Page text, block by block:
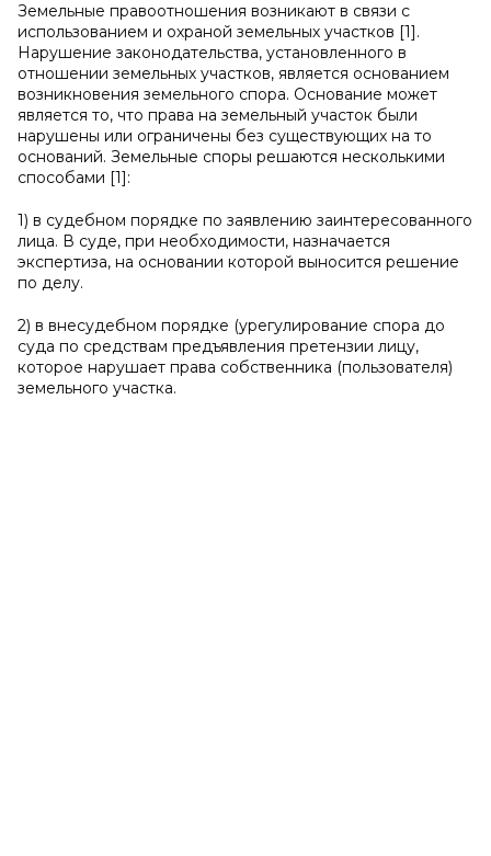
Земельные правоотношения возникают в связи с
использованием и охраной земельных участков [1].
Нарушение законодательства, установленного в
отношении земельных участков, является основанием
возникновения земельного спора. Основание может
является то, что права на земельный участок были
нарушены или ограничены без существующих на то
оснований. Земельные споры решаются несколькими
способами [1]:
1) в судебном порядке по заявлению заинтересованного
лица. В суде, при необходимости, назначается
экспертиза, на основании которой выносится решение
по делу.
2) в внесудебном порядке (урегулирование спора до
суда по средствам предъявления претензии лицу,
которое нарушает права собственника (пользователя)
земельного участка.